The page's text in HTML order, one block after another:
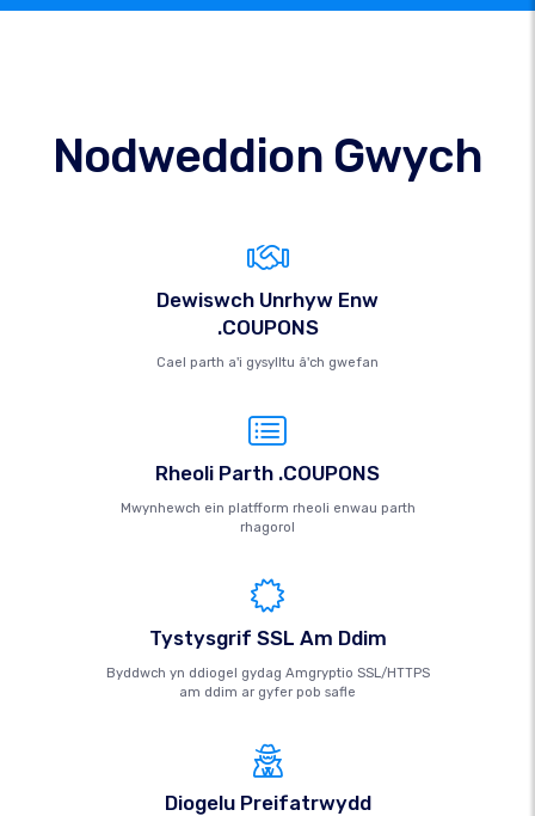
Nodweddion Gwych
Dewiswch Unrhyw Enw
.COUPONS
Cael parth a'i gysylltu â'ch gwefan
Rheoli Parth .COUPONS
Mwynhewch ein platfform rheoli enwau parth
rhagorol
Tystysgrif SSL Am Ddim
Byddwch yn ddiogel gydag Amgryptio SSL/HTTPS
am ddim ar gyfer pob safle
Diogelu Preifatrwydd